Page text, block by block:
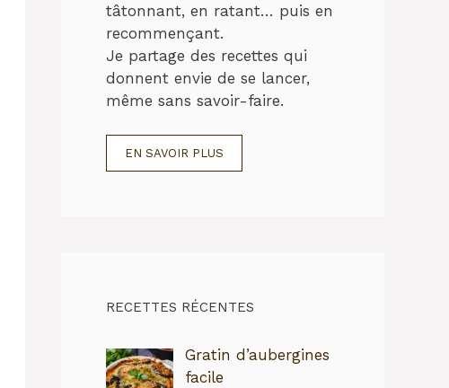
tâtonnant, en ratant… puis en
recommençant.
Je partage des recettes qui
donnent envie de se lancer,
même sans savoir-faire.
EN SAVOIR PLUS
RECETTES RÉCENTES
Gratin d’aubergines
facile